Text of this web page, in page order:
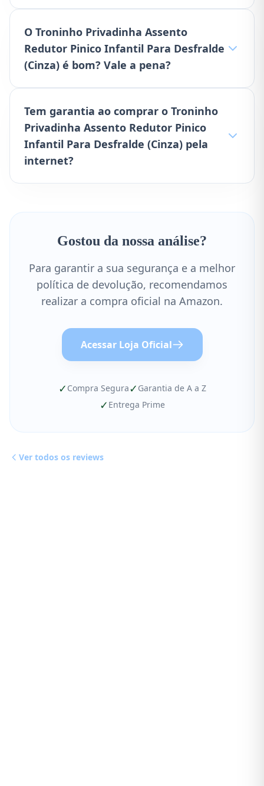
O Troninho Privadinha Assento
Redutor Pinico Infantil Para Desfralde
(Cinza) é bom? Vale a pena?
Tem garantia ao comprar o Troninho
Privadinha Assento Redutor Pinico
Infantil Para Desfralde (Cinza) pela
internet?
Gostou da nossa análise?
Para garantir a sua segurança e a melhor
política de devolução, recomendamos
realizar a compra oficial na Amazon.
Acessar Loja Oficial
✓ Compra Segura✓ Garantia de A a Z
✓ Entrega Prime
Ver todos os reviews